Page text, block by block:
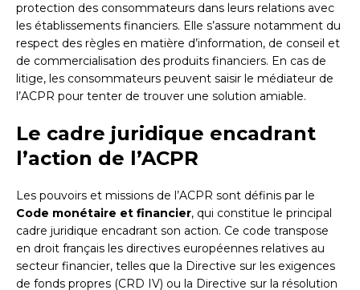
protection des consommateurs dans leurs relations avec
les établissements financiers. Elle s’assure notamment du
respect des règles en matière d’information, de conseil et
de commercialisation des produits financiers. En cas de
litige, les consommateurs peuvent saisir le médiateur de
l’ACPR pour tenter de trouver une solution amiable.
Le cadre juridique encadrant
l’action de l’ACPR
Les pouvoirs et missions de l’ACPR sont définis par le
Code monétaire et financier, qui constitue le principal
cadre juridique encadrant son action. Ce code transpose
en droit français les directives européennes relatives au
secteur financier, telles que la Directive sur les exigences
de fonds propres (CRD IV) ou la Directive sur la résolution